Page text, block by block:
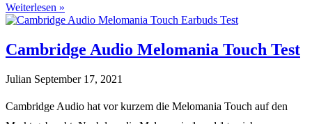
Weiterlesen »
Cambridge Audio Melomania Touch Test
Julian September 17, 2021
Cambridge Audio hat vor kurzem die Melomania Touch auf den